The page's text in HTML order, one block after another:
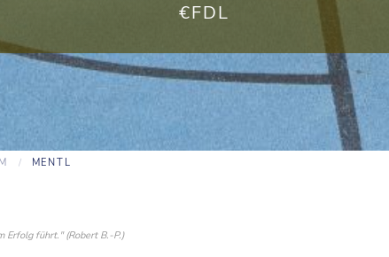
€FDL
MENTL
Erfolg führt." (Robert B.-P.)